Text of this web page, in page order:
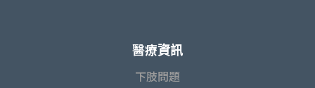
醫療資訊
下肢問題